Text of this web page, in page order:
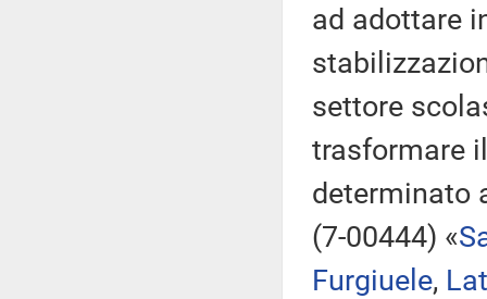
ad adottare
settore
trasformare
determinato
(7-00444) «
Furgiuele,